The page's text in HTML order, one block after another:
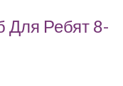
Для Ребят 8-